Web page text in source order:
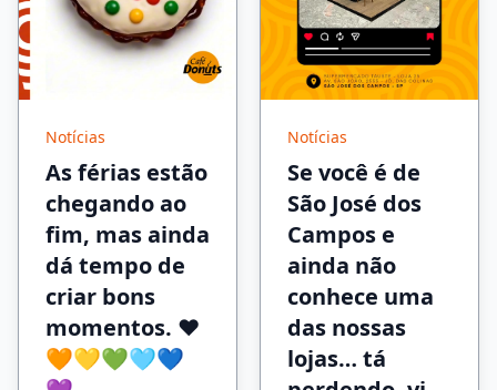
Notícias
As férias estão
chegando ao
fim, mas ainda
dá tempo de
criar bons
momentos. ❤️
🧡💛💚🩵💙
Notícias
Se você é de
São José dos
Campos e
ainda não
conhece uma
das nossas
lojas… tá